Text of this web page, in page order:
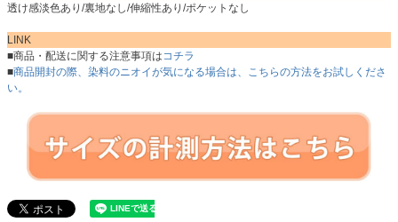
透け感淡色あり/裏地なし/伸縮性あり/ポケットなし
LINK
■商品・配送に関する注意事項はコチラ
■商品開封の際、染料のニオイが気になる場合は、こちらの方法をお試しくださ
い。